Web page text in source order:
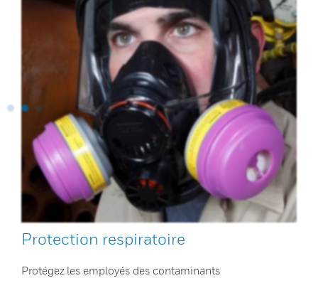
Protection respiratoire
Protégez les employés des contaminants